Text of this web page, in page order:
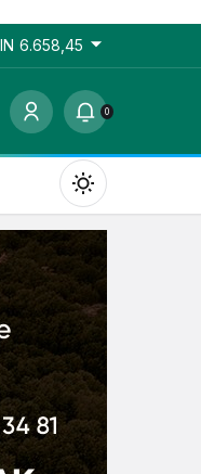
6.658,45
0